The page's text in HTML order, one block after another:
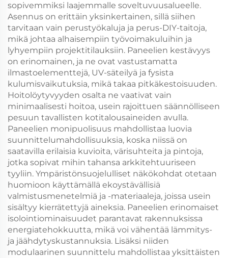
sopivemmiksi laajemmalle soveltuvuusalueelle.
Asennus on erittäin yksinkertainen, sillä siihen
tarvitaan vain perustyökaluja ja perus-DIY-taitoja,
mikä johtaa alhaisempiin työvoimakuluihin ja
lyhyempiin projektitilauksiin. Paneelien kestävyys
on erinomainen, ja ne ovat vastustamatta
ilmastoelementtejä, UV-säteilyä ja fysista
kulumisvaikutuksia, mikä takaa pitkäkestoisuuden.
Hoitolöytyvyyden osalta ne vaativat vain
minimaalisesti hoitoa, usein rajoittuen säännölliseen
pesuun tavallisten kotitalousaineiden avulla.
Paneelien monipuolisuus mahdollistaa luovia
suunnittelumahdollisuuksia, koska niissä on
saatavilla erilaisia kuvioita, värisuhteita ja pintoja,
jotka sopivat mihin tahansa arkkitehtuuriseen
tyyliin. Ympäristönsuojelulliset näkökohdat otetaan
huomioon käyttämällä ekoystävällisiä
valmistusmenetelmiä ja -materiaaleja, joissa usein
sisältyy kierrätettyjä aineksia. Paneelien erinomaiset
isolointiominaisuudet parantavat rakennuksissa
energiatehokkuutta, mikä voi vähentää lämmitys-
ja jäähdytyskustannuksia. Lisäksi niiden
modulaarinen suunnittelu mahdollistaa yksittäisten